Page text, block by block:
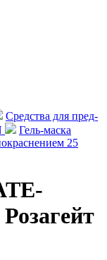
Средства для пред-
Гель-маска
25